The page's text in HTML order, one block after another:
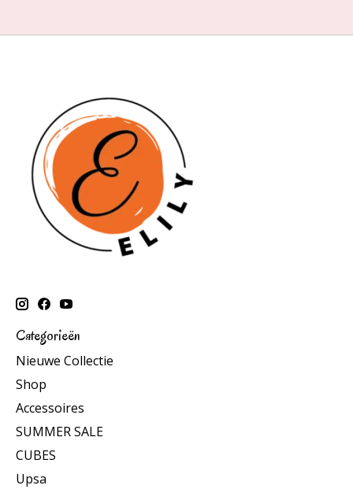
Categorieën
Nieuwe Collectie
Shop
Accessoires
SUMMER SALE
CUBES
Upsa